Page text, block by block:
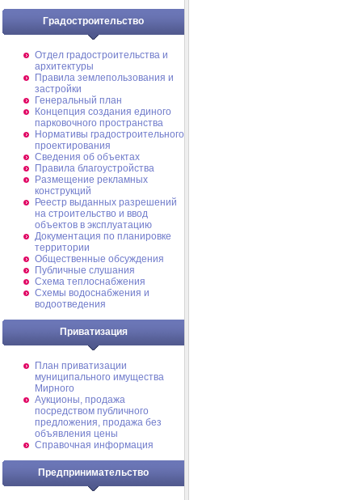
Градостроительство
Отдел градостроительства и
архитектуры
Правила землепользования и
застройки
Генеральный план
Концепция создания единого
парковочного пространства
Нормативы градостроительного
проектирования
Сведения об объектах
Правила благоустройства
Размещение рекламных
конструкций
Реестр выданных разрешений
на строительство и ввод
объектов в эксплуатацию
Документация по планировке
территории
Общественные обсуждения
Публичные слушания
Схема теплоснабжения
Схемы водоснабжения и
водоотведения
Приватизация
План приватизации
муниципального имущества
Мирного
Аукционы, продажа
посредством публичного
предложения, продажа без
объявления цены
Справочная информация
Предпринимательство